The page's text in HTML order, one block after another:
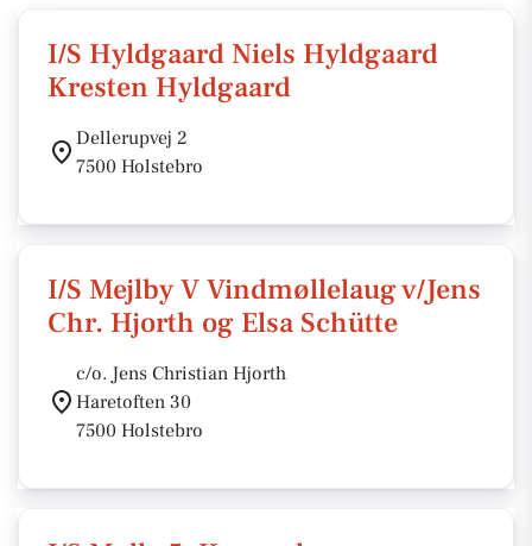
I/S Hyldgaard Niels Hyldgaard
Kresten Hyldgaard
Dellerupvej 2
7500 Holstebro
I/S Mejlby V Vindmøllelaug v/Jens
Chr. Hjorth og Elsa Schütte
c/o. Jens Christian Hjorth
Haretoften 30
7500 Holstebro